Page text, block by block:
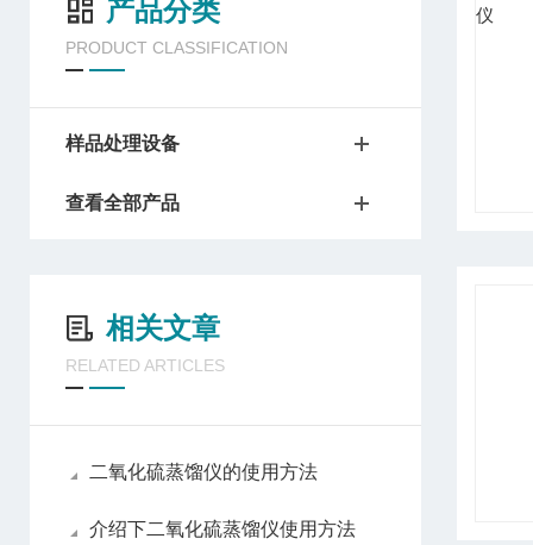
产品分类
PRODUCT CLASSIFICATION
样品处理设备
查看全部产品
相关文章
RELATED ARTICLES
二氧化硫蒸馏仪的使用方法
介绍下二氧化硫蒸馏仪使用方法